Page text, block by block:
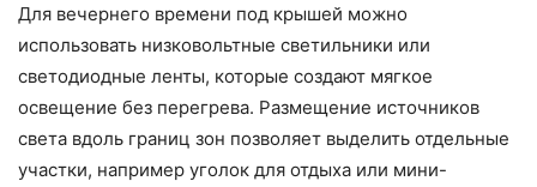
Для вечернего времени под крышей можно
использовать низковольтные светильники или
светодиодные ленты, которые создают мягкое
освещение без перегрева. Размещение источников
света вдоль границ зон позволяет выделить отдельные
участки, например уголок для отдыха или мини-